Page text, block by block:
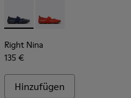
Lederballerinas für
013 012
- K201665-011
Twins - K201665-008
Right Nina - K201980-002 -
Right Nina -
Right Nina
135 €
Hinzufügen